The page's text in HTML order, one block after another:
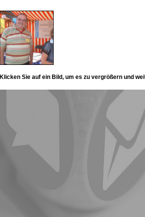
Klicken Sie auf ein Bild, um es zu vergrößern und